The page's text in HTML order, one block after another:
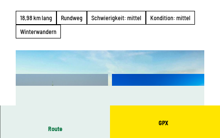
18,98 km lang Rundweg Schwierigkeit: mittel
Kondition: mittel
Winterwandern
Route
GPX